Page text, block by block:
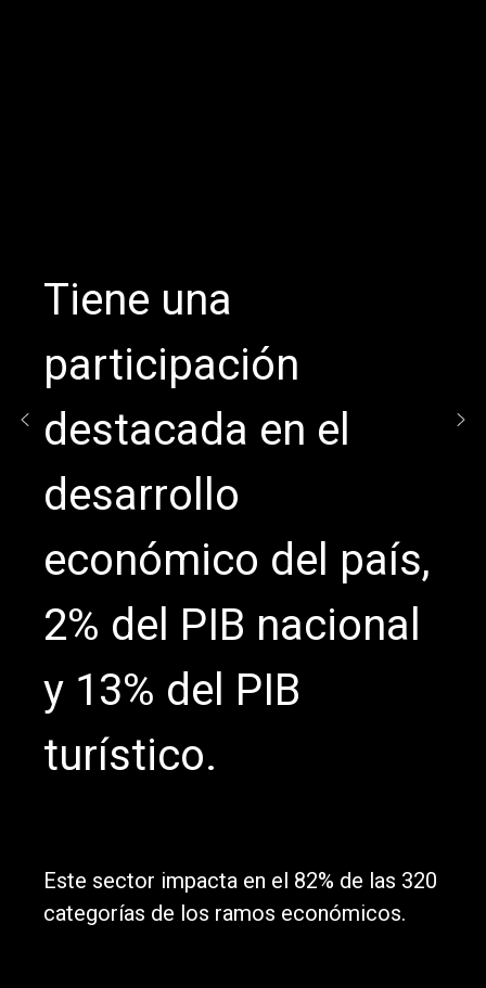
Tiene una
participación
destacada en el
desarrollo
económico del país,
2% del PIB nacional
y 13% del PIB
turístico.
Este sector impacta en el 82% de las 320
categorías de los ramos económicos.
Tiene una
participación
destacada en el
desarrollo
económico del país,
2% del PIB nacional
y 13% del PIB
turístico.
Este sector impacta en el 82% de las 320
categorías de los ramos económicos.